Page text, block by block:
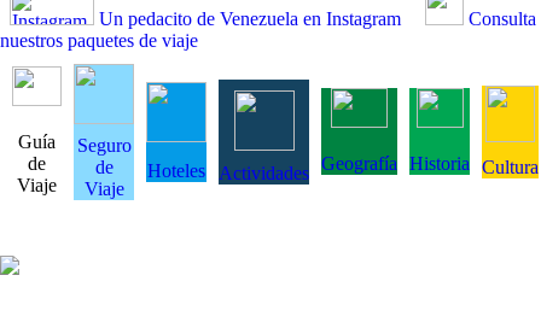
Un pedacito de Venezuela en Instagram
Consulta
nuestros paquetes de viaje
Guía
de
Viaje
Seguro
de
Viaje
Hoteles Actividades Geografía Historia Cultura